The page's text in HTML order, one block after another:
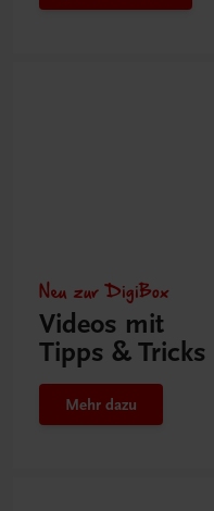
Neu zur DigiBox
Videos mit
Tipps & Tricks
Mehr dazu